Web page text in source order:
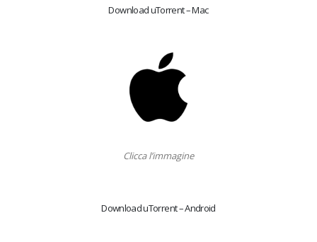
Download uTorrent – Mac
Clicca l’immagine
Download uTorrent – Android